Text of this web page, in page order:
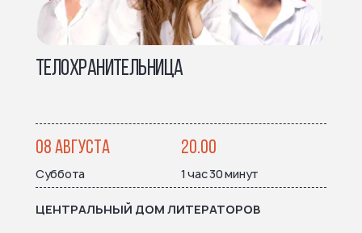
ТЕЛОХРАНИТЕЛЬНИЦА
08 АВГУСТА
Суббота
20.00
1 час 30 минут
ЦЕНТРАЛЬНЫЙ ДОМ ЛИТЕРАТОРОВ